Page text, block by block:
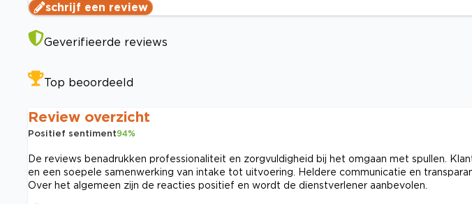
schrijf een review
Geverifieerde reviews
Top beoordeeld
Review overzicht
Positief sentiment94%
De reviews benadrukken professionaliteit en zorgvuldigheid bij het omgaan met spullen.
en een soepele samenwerking van intake tot uitvoering. Heldere communicatie en
Over het algemeen zijn de reacties positief en wordt de dienstverlener aanbevolen.